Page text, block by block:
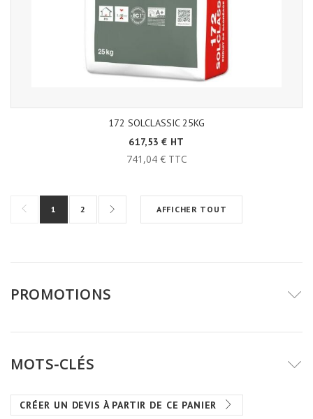
172 SOLCLASSIC 25KG
617,53 € HT
741,04 € TTC
1 2 AFFICHER TOUT
PROMOTIONS
MOTS-CLÉS
CRÉER UN DEVIS À PARTIR DE CE PANIER